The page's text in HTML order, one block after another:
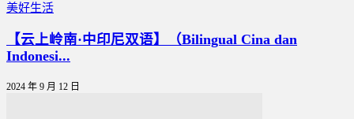
美好生活
【云上岭南·中印尼双语】（Bilingual Cina dan
Indonesi...
2024 年 9 月 12 日